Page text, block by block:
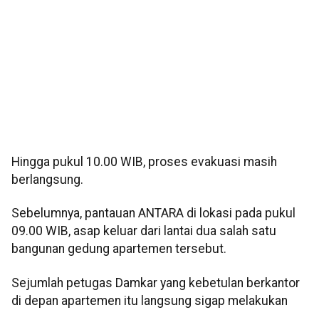
Hingga pukul 10.00 WIB, proses evakuasi masih
berlangsung.
Sebelumnya, pantauan ANTARA di lokasi pada pukul
09.00 WIB, asap keluar dari lantai dua salah satu
bangunan gedung apartemen tersebut.
Sejumlah petugas Damkar yang kebetulan berkantor
di depan apartemen itu langsung sigap melakukan